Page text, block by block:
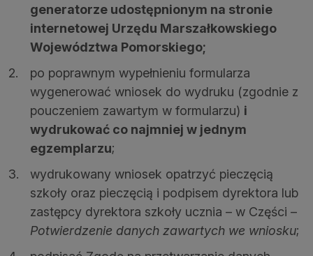
generatorze udostępnionym na stronie
internetowej Urzędu Marszałkowskiego
Województwa Pomorskiego;
po poprawnym wypełnieniu formularza
wygenerować wniosek do wydruku (zgodnie z
pouczeniem zawartym w formularzu) i
wydrukować co najmniej w jednym
egzemplarzu;
wydrukowany wniosek opatrzyć pieczęcią
szkoły oraz pieczęcią i podpisem dyrektora lub
zastępcy dyrektora szkoły ucznia – w Części –
Potwierdzenie danych zawartych we wniosku;